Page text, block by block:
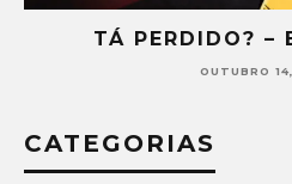
TÁ PERDIDO? –
OUTUBRO
CATEGORIAS